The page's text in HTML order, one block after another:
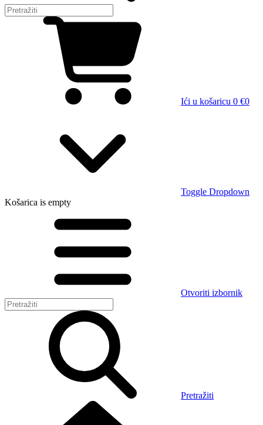
Ići u košaricu 0 €0
Toggle Dropdown
Košarica is empty
Otvoriti izbornik
Pretražiti